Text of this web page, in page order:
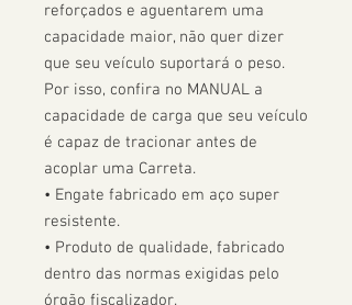
reforçados e aguentarem uma
capacidade maior, não quer dizer
que seu veículo suportará o peso.
Por isso, confira no MANUAL a
capacidade de carga que seu veículo
é capaz de tracionar antes de
acoplar uma Carreta.
• Engate fabricado em aço super
resistente.
• Produto de qualidade, fabricado
dentro das normas exigidas pelo
órgão fiscalizador.